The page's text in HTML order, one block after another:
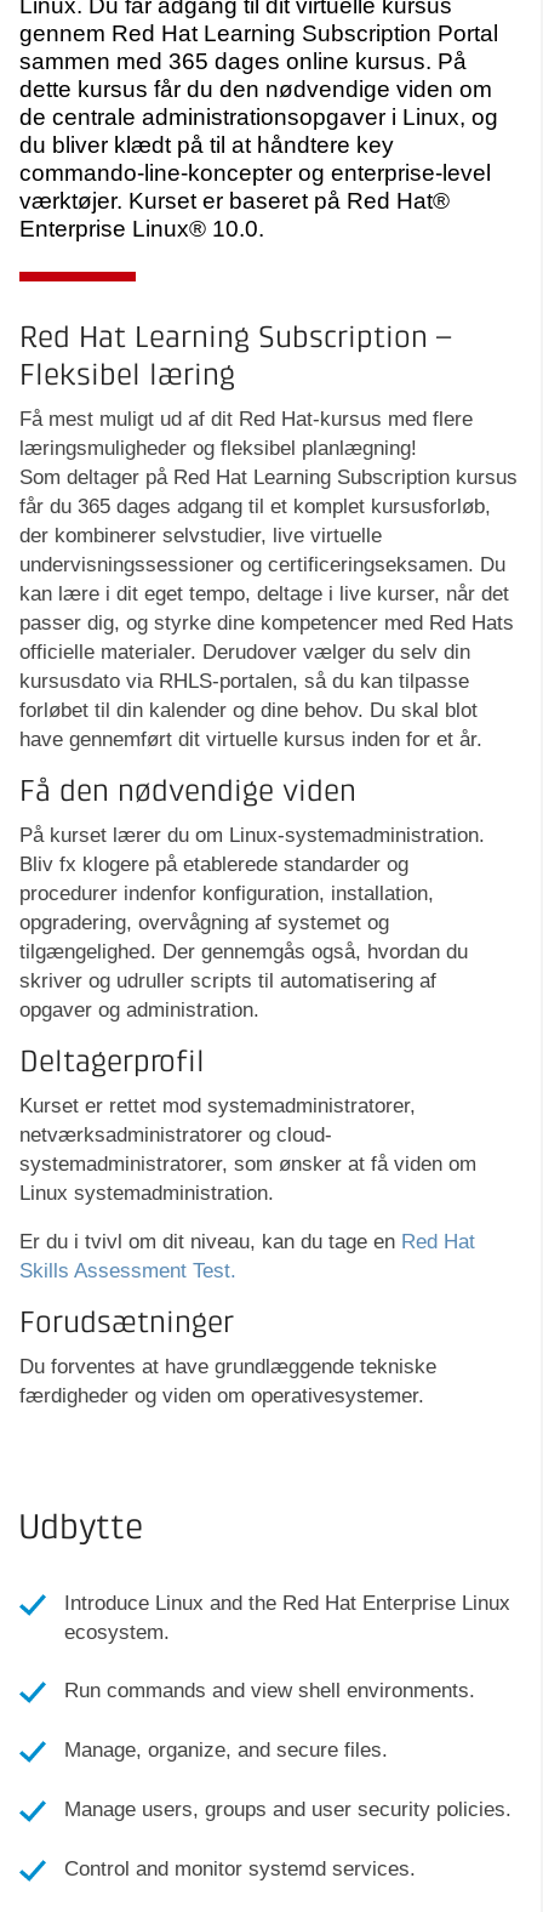
Linux. Du får adgang til dit virtuelle kursus
gennem Red Hat Learning Subscription Portal
sammen med 365 dages online kursus. På
dette kursus får du den nødvendige viden om
de centrale administrationsopgaver i Linux, og
du bliver klædt på til at håndtere key
commando-line-koncepter og enterprise-level
værktøjer. Kurset er baseret på Red Hat®
Enterprise Linux® 10.0.
Red Hat Learning Subscription –
Fleksibel læring
Få mest muligt ud af dit Red Hat-kursus med flere
læringsmuligheder og fleksibel planlægning!
Som deltager på Red Hat Learning Subscription kursus
får du 365 dages adgang til et komplet kursusforløb,
der kombinerer selvstudier, live virtuelle
undervisningssessioner og certificeringseksamen. Du
kan lære i dit eget tempo, deltage i live kurser, når det
passer dig, og styrke dine kompetencer med Red Hats
officielle materialer. Derudover vælger du selv din
kursusdato via RHLS-portalen, så du kan tilpasse
forløbet til din kalender og dine behov. Du skal blot
have gennemført dit virtuelle kursus inden for et år.
Få den nødvendige viden
På kurset lærer du om Linux-systemadministration.
Bliv fx klogere på etablerede standarder og
procedurer indenfor konfiguration, installation,
opgradering, overvågning af systemet og
tilgængelighed. Der gennemgås også, hvordan du
skriver og udruller scripts til automatisering af
opgaver og administration.
Deltagerprofil
Kurset er rettet mod systemadministratorer,
netværksadministratorer og cloud-
systemadministratorer, som ønsker at få viden om
Linux systemadministration.
Er du i tvivl om dit niveau, kan du tage en Red Hat
Skills Assessment Test.
Forudsætninger
Du forventes at have grundlæggende tekniske
færdigheder og viden om operativesystemer.
Udbytte
Introduce Linux and the Red Hat Enterprise Linux
ecosystem.
Run commands and view shell environments.
Manage, organize, and secure files.
Manage users, groups and user security policies.
Control and monitor systemd services.